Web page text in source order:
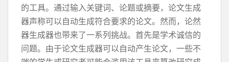
的工具。通过输入关键词、论题或摘要，论文生成
器声称可以自动生成符合要求的论文。然而，论然
器生成器也带来了一系列挑战。首先是学术诚信的
问题。由于论文生成器可以自动产生论文，一些不